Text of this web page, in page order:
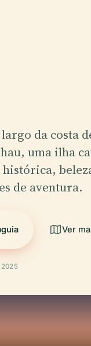
da costa
uma ilha
de aventura.
Ver